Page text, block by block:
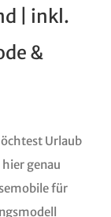
| inkl.
&
Urlaub
genau
für